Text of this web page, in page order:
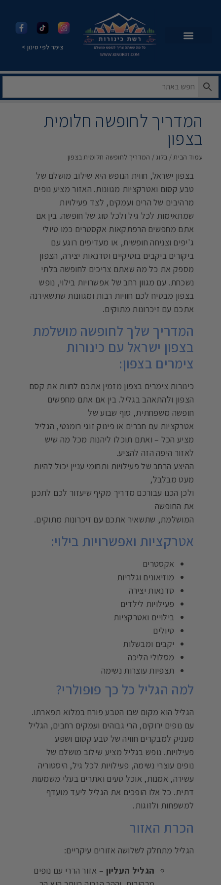
צימר לפי סינון >
המדריך לחופשה חלומית
בצפון
עמוד הבית/ בלוג/ המדריך לחופשה חלומית בצפון
בצפון ישראל, חווית הנופש היא שילוב מושלם של
טבע קסום ואטרקציות מגוונות. האזור מציע נופים
מרהיבים של הרים ועמקים, לצד פעילויות
שמתאימות לכל גיל ולכל סוג של חופשה. בין אם
אתם מחפשים הרפתקאות אקסטרים כמו טיולי
ג'יפים וצניחה חופשית, או מעדיפים רוגע עם
ביקורים ביקבים בוטיקיים וסדנאות יצירה, הצפון
מספק את כל מה שאתם צריכים לחופשה בלתי
נשכחת. עם מגוון רחב של אפשרויות בילוי, נופש
בצפון מבטיח לכם חוויות רבות ומגוונות שתשאירנה
אתכם עם זיכרונות מתוקים.
המדריך שלך לחופשה מושלמת
בצפון ישראל עם כינורות
צימרים בצפון:
כינורות צימרים בצפון מזמין אתכם לחוות את קסם
הצפון ולהתאהב בגליל. בין אם אתם מחפשים
חופשה משפחתית, סוף שבוע של
אטרקציות עם חברים או פינוק זוגי רומנטי, הגליל
מציע הכל – ואתם תוכלו ליהנות מכל מה שיש
לאזור היפה הזה להציע.
ההיצע הרחב של פעילויות ותחומי עניין יכול להיות
מעט מבלבל,
ולכן הכנו עבורכם מדריך מקיף שיעזור לכם לתכנן
את החופשה
המושלמת, שתשאיר אתכם עם זיכרונות מתוקים.
אטרקציות ואפשרויות בילוי:
אקסטרים
מוזיאונים וגלריות
סדנאות יצירה
פעילויות לילדים
בילויים ואטרקציות
טיולים
יקבים ומבשלות
מסלולי הליכה
תצפיות עוצרות נשימה
למה הגליל כל כך פופולרי?
הגליל הוא מקום שבו הטבע פורח במלוא תפארתו.
עם נופים ירוקים, הרי גבוהים ועמקים רחבים, הגליל
מעניק למבקרים חוויה של טבע קסום ושפע
פעילויות. נופש בגליל מציע שילוב מושלם של
נופים עוצרי נשימה, פעילויות לכל גיל, היסטוריה
עשירה, אמנות, אוכל טעים ואתרים בעלי משמעות
דתית. כל אלו הופכים את הגליל ליעד מועדף
למשפחות ולזוגות.
הכרת האזור
הגליל מתחלק לשלושה אזורים עיקריים:
הגליל העליון – אזור הררי עם נופים